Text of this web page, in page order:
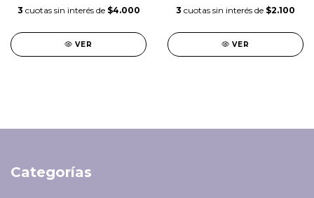
3 cuotas sin interés de $4.000
VER
3 cuotas sin interés de $2.100
VER
Categorías